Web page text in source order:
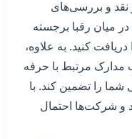
و نقد و بررسی‌های
میان رقبا برجسته
کنید. به علاوه،
مرتبط با حرفه
شما را تضمین کند. با
و شرکت‌ها احتمال